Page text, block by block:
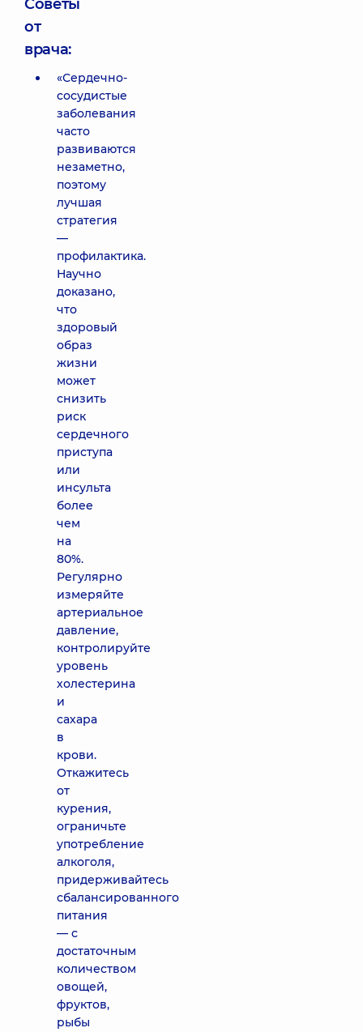
Советы
от
врача:
«Сердечно-
сосудистые
заболевания
часто
развиваются
незаметно,
поэтому
лучшая
стратегия
—
профилактика.
Научно
доказано,
что
здоровый
образ
жизни
может
снизить
риск
сердечного
приступа
или
инсульта
более
чем
на
80%.
Регулярно
измеряйте
артериальное
давление,
контролируйте
уровень
холестерина
и
сахара
в
крови.
Откажитесь
от
курения,
ограничьте
употребление
алкоголя,
придерживайтесь
сбалансированного
питания
— с
достаточным
количеством
овощей,
фруктов,
рыбы